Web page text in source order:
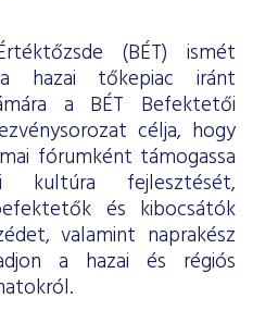
(BÉT) ismét
hazai tőkepiac iránt
a BÉT Befektetői
célja, hogy
fórumként támogassa
kultúra fejlesztését,
és kibocsátók
valamint naprakész
a hazai és régiós